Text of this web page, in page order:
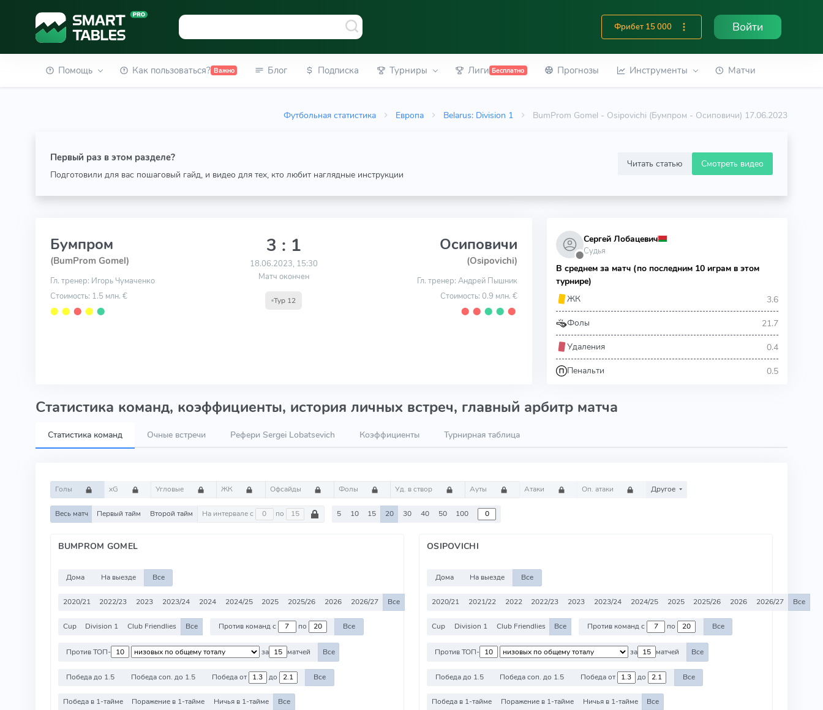
Фрибет 15 000 Войти
Помощь Как пользоваться? Важно Блог Подписка Турниры Лиги Бесплатно Прогнозы Инструменты Матчи
Футбольная статистика Европа Belarus: Division 1 BumProm Gomel - Osipovichi (Бумпром - Осиповичи) 17.06.2023
Первый раз в этом разделе?
Подготовили для вас пошаговый гайд, и видео для тех, кто любит наглядные инструкции
Читать статью Смотреть видео
Бумпром
(BumProm Gomel)
Гл. тренер: Игорь Чумаченко
Стоимость: 1.5 млн. €
⬤ ⬤ ⬤ ⬤ ⬤
3 : 1
18.06.2023, 15:30
Матч окончен
Тур 12
Осиповичи
(Osipovichi)
Гл. тренер: Андрей Пышник
Стоимость: 0.9 млн. €
⬤ ⬤ ⬤ ⬤ ⬤
⬤
Сергей Лобацевич
Судья
В среднем за матч (по последним 10 играм в этом
турнире)
ЖК
3.6
Фолы 21.7
Удаления 0.4
Пенальти 0.5
Статистика команд, коэффициенты, история личных встреч, главный арбитр матча
Статистика команд Очные встречи Рефери Sergei Lobatsevich Коэффициенты Турнирная таблица
Голы xG Угловые ЖК Офсайды Фолы Уд. в створ Ауты Атаки Оп. атаки Другое
Весь матч Первый тайм Второй тайм На интервале с по 5 10 15 20 30 40 50 100
BUMPROM GOMEL
Дома На выезде Все
2020/21 2022/23 2023 2023/24 2024 2024/25 2025 2025/26 2026 2026/27 Все
Cup Division 1 Club Friendlies Все Против команд с по Все
Против ТОП- за матчей Все
Победа до 1.5 Победа соп. до 1.5 Победа от до Все
Победа в 1-тайме Поражение в 1-тайме Ничья в 1-тайме Все
OSIPOVICHI
Дома На выезде Все
2020/21 2021/22 2022 2022/23 2023 2023/24 2024/25 2025 2025/26 2026 2026/27 Все
Cup Division 1 Club Friendlies Все Против команд с по Все
Против ТОП- за матчей Все
Победа до 1.5 Победа соп. до 1.5 Победа от до Все
Победа в 1-тайме Поражение в 1-тайме Ничья в 1-тайме Все